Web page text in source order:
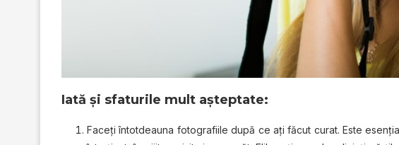
Iată şi sfaturile mult aşteptate:
Faceţi întotdeauna fotografiile după ce aţi făcut curat. Este